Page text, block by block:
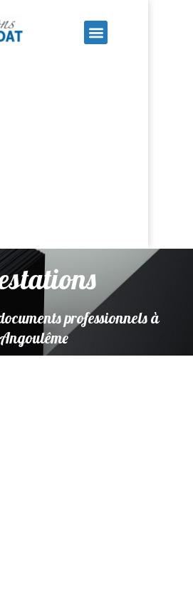
professionnels à
Angoulême